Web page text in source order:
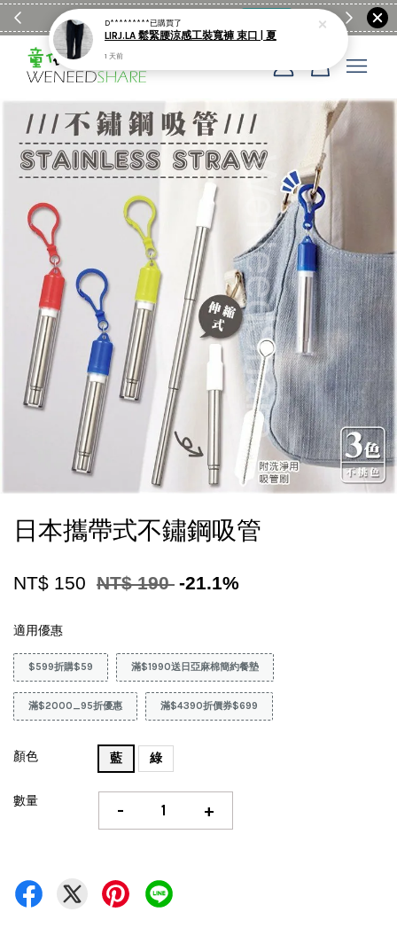
滿$1990送日亞麻棉簡約餐墊 童裝
日本攜帶式不鏽鋼吸管
NT$ 150 NT$ 190 -21.1%
適用優惠
$599折購$59 滿$1990送日亞麻棉簡約餐墊
滿$2000_95折優惠 滿$4390折價券$699
顏色 藍 綠
數量 - +
您的購物車目前還是空的。
繼續購物
D*********已購買了
LIRJ.LA 鬆緊腰涼感工裝寬褲 束口 | 夏
1 天前